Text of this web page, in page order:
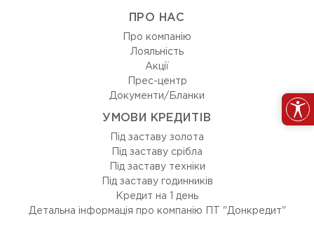
ПРО НАС
Про компанію
Лояльність
Акції
Прес-центр
Документи/Бланки
УМОВИ КРЕДИТІВ
Під заставу золота
Під заставу срібла
Під заставу техніки
Під заставу годинників
Кредит на 1 день
Детальна інформація про компанію ПТ "Донкредит"